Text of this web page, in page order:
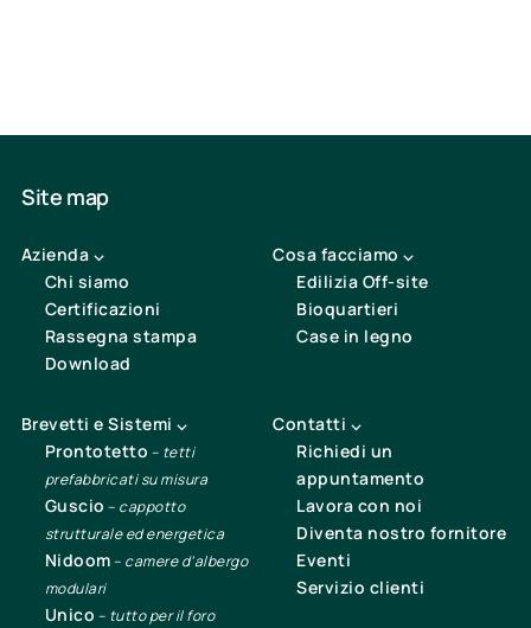
Site map
Azienda ⌵
Chi siamo
Certificazioni
Rassegna stampa
Download
Cosa facciamo ⌵
Edilizia Off-site
Bioquartieri
Case in legno
Brevetti e Sistemi ⌵
Prontotetto – tetti
prefabbricati su misura
Guscio – cappotto
strutturale ed energetica
Nidoom– camere d’albergo
modulari
Unico – tutto per il foro
Contatti ⌵
Richiedi un
appuntamento
Lavora con noi
Diventa nostro fornitore
Eventi
Servizio clienti